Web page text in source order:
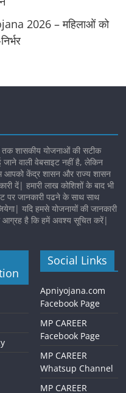
2026 – महिलाओं को
शासकीय योजनाओं की सटीक
जाने वाली वेबसाइट नहीं है, लेकिन
आपको केंद्र शासन और राज्य शासन
दें| हमारी लाख कोशिशों के बाद भी
पर जानकारी पढने के साथ साथ
यदि हमसे योजनायों की जानकारी
आग्रह है कि हमें अवश्य सूचित करें|
Social Links
Apniyojana.com
Facebook Page
MP CAREER
Facebook Page
MP CAREER
Whatsup Channel
MP CAREER